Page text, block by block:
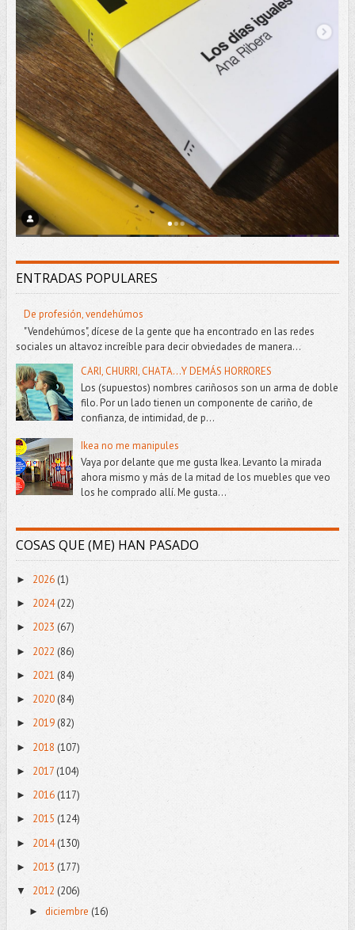
ENTRADAS POPULARES
De profesión, vendehúmos
"Vendehúmos", dícese de la gente que ha encontrado en las redes
sociales un altavoz increíble para decir obviedades de manera...
CARI, CHURRI, CHATA...Y DEMÁS HORRORES
Los (supuestos) nombres cariñosos son un arma de doble
filo. Por un lado tienen un componente de cariño, de
confianza, de intimidad, de p...
Ikea no me manipules
Vaya por delante que me gusta Ikea. Levanto la mirada
ahora mismo y más de la mitad de los muebles que veo
los he comprado allí. Me gusta...
COSAS QUE (ME) HAN PASADO
► 2026 (1)
► 2024(22)
► 2023 (67)
► 2022 (86)
► 2021 (84)
► 2020(84)
► 2019 (82)
► 2018 (107)
► 2017(104)
► 2016(117)
► 2015 (124)
► 2014(130)
► 2013 (177)
▼ 2012 (206)
► diciembre (16)